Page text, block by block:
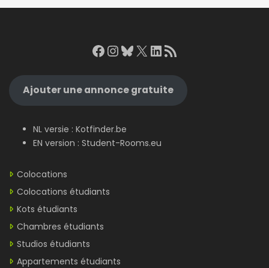
Facebook
Instagram
Bluesky
X LinkedIn
RSS Feed
Ajouter une annonce gratuite
NL versie : Kotfinder.be
EN version : Student-Rooms.eu
Colocations
Colocations étudiants
Kots étudiants
Chambres étudiants
Studios étudiants
Appartements étudiants